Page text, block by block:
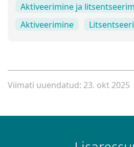
Aktiveerimine ja
Aktiveerimine
Viimati uuendatud: 23. okt 2025